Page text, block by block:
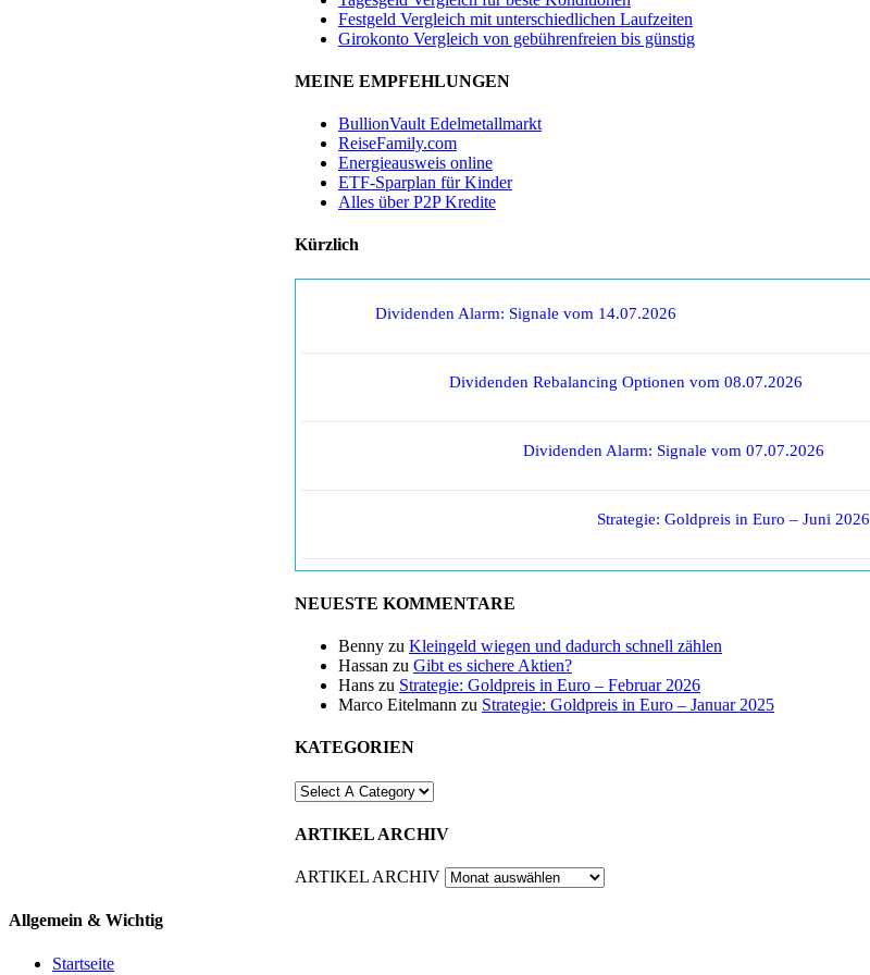
Festgeld Vergleich mit unterschiedlichen Laufzeiten
Girokonto Vergleich von gebührenfreien bis günstig
MEINE EMPFEHLUNGEN
BullionVault Edelmetallmarkt
ReiseFamily.com
Energieausweis online
ETF-Sparplan für Kinder
Alles über P2P Kredite
Kürzlich
Dividenden Alarm: Signale vom 14.07.2026
Dividenden Rebalancing Optionen vom 08.07.2026
Dividenden Alarm: Signale vom 07.07.2026
Strategie: Goldpreis in Euro – Juni 2026
NEUESTE KOMMENTARE
Benny zu Kleingeld wiegen und dadurch schnell zählen
Hassan zu Gibt es sichere Aktien?
Hans zu Strategie: Goldpreis in Euro – Februar 2026
Marco Eitelmann zu Strategie: Goldpreis in Euro – Januar 2025
KATEGORIEN
ARTIKEL ARCHIV
ARTIKEL ARCHIV
Allgemein & Wichtig
Startseite